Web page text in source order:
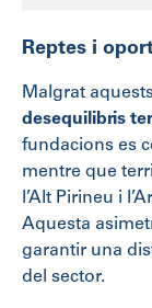
Reptes i
Malgrat
desequilibris
fundacions es
mentre que
l’Alt Pirineu i
Aquesta
garantir una
del sector.